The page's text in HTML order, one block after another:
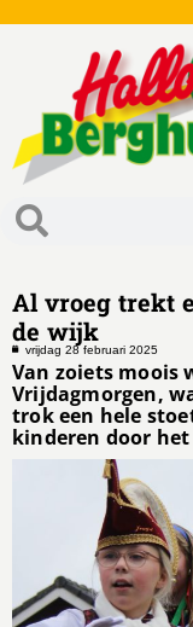
Al vroeg trekt
de wijk
vrijdag 28 februari 2025
Van zoiets moois
Vrijdagmorgen,
trok een hele
kinderen door